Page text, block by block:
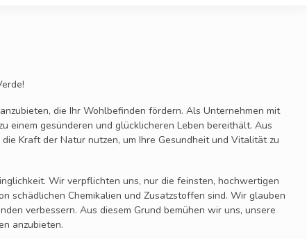
die Ihr Wohlbefinden fördern. Als Unternehmen mit
einem gesünderen und glücklicheren Leben bereithält. Aus
Kraft der Natur nutzen, um Ihre Gesundheit und Vitalität zu
Wir verpflichten uns, nur die feinsten, hochwertigen
schädlichen Chemikalien und Zusatzstoffen sind. Wir glauben
verbessern. Aus diesem Grund bemühen wir uns, unsere
anzubieten.